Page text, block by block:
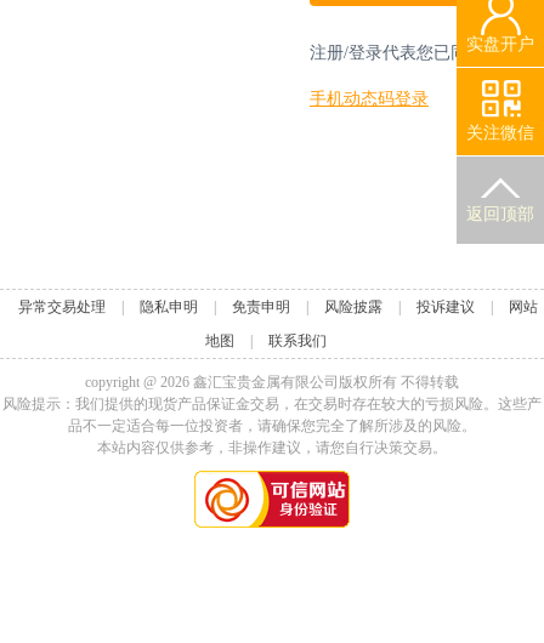
实盘开户
关注微信
返回顶部
注册/登录代表您已同意《贵金
手机动态码登录
异常交易处理 隐私申明 免责申明 风险披露 投诉建议
网站
地图
联系我们
copyright @ 2026 鑫汇宝贵金属有限公司版权所有 不得转载
风险提示：我们提供的现货产品保证金交易，在交易时存在较大的亏损风险。这些产
品不一定适合每一位投资者，请确保您完全了解所涉及的风险。
本站内容仅供参考，非操作建议，请您自行决策交易。